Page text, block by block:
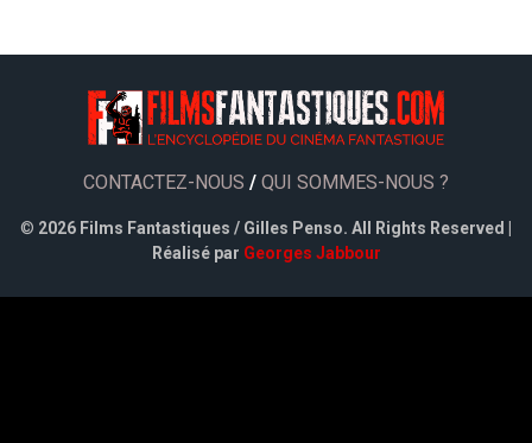
CONTACTEZ-NOUS / QUI SOMMES-NOUS ?
© 2026 Films Fantastiques / Gilles Penso. All Rights Reserved |
Réalisé par Georges Jabbour